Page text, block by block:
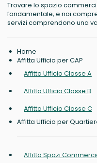
Trovare lo spazio
fondamentale, e noi
servizi comprendono una
Home
Affitta Ufficio per CAP
Affitta Ufficio Classe A
Affitta Ufficio Classe B
Affitta Ufficio Classe C
Affitta Ufficio per
Affitta Spazi